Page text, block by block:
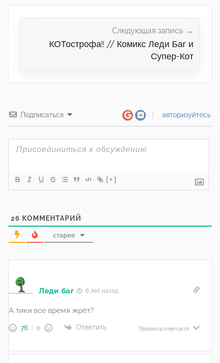
Следующая запись
КОТострофа!! // Комикс Леди Баг и
Супер-Кот
Подписаться авторизуйтесь
[+]
26 КОММЕНТАРИЙ
старее
Леди баг 6 лет назад
А тики все время жрёт?
76 0 Ответить Просмотр ответов (7)